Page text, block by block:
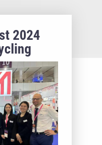
2024